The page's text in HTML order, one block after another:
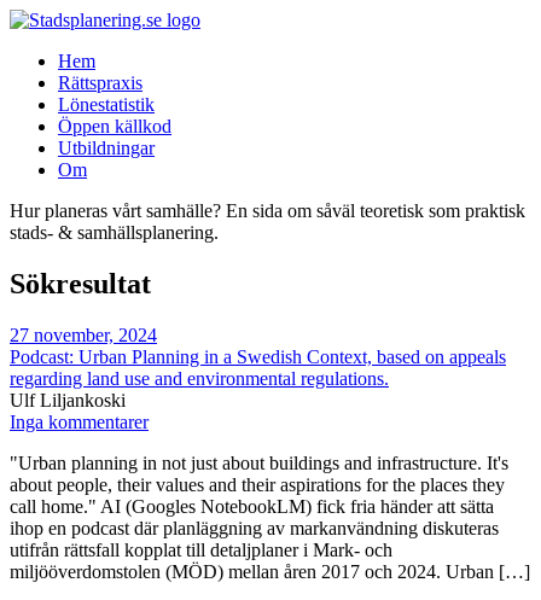
Hem
Rättspraxis
Lönestatistik
Öppen källkod
Utbildningar
Om
Hur planeras vårt samhälle? En sida om såväl teoretisk som praktisk
stads- & samhällsplanering.
Sökresultat
27 november, 2024
Podcast: Urban Planning in a Swedish Context, based on appeals
regarding land use and environmental regulations.
Ulf Liljankoski
Inga kommentarer
"Urban planning in not just about buildings and infrastructure. It's
about people, their values and their aspirations for the places they
call home." AI (Googles NotebookLM) fick fria händer att sätta
ihop en podcast där planläggning av markanvändning diskuteras
utifrån rättsfall kopplat till detaljplaner i Mark- och
miljööverdomstolen (MÖD) mellan åren 2017 och 2024. Urban […]